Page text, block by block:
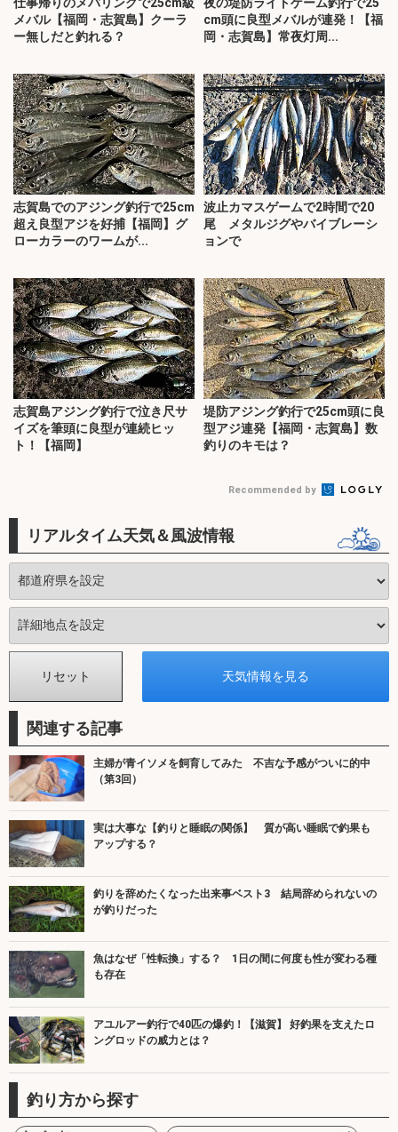
メバル【福岡・志賀島】クーラ
ー無しだと釣れる？
cm頭に良型メバルが連発！【福
岡・志賀島】常夜灯周...
志賀島でのアジング釣行で25cm
超え良型アジを好捕【福岡】グ
ローカラーのワームが...
波止カマスゲームで2時間で20
尾 メタルジグやバイブレーシ
ョンで
志賀島アジング釣行で泣き尺サ
イズを筆頭に良型が連続ヒッ
ト！【福岡】
堤防アジング釣行で25cm頭に良
型アジ連発【福岡・志賀島】数
釣りのキモは？
Recommended by
リアルタイム天気＆風波情報
関連する記事
主婦が青イソメを飼育してみた 不吉な予感がついに的中
（第3回）
実は大事な【釣りと睡眠の関係】 質が高い睡眠で釣果も
アップする？
釣りを辞めたくなった出来事ベスト3 結局辞められないの
が釣りだった
魚はなぜ「性転換」する？ 1日の間に何度も性が変わる種
も存在
アユルアー釣行で40匹の爆釣！【滋賀】 好釣果を支えたロ
ングロッドの威力とは？
釣り方から探す